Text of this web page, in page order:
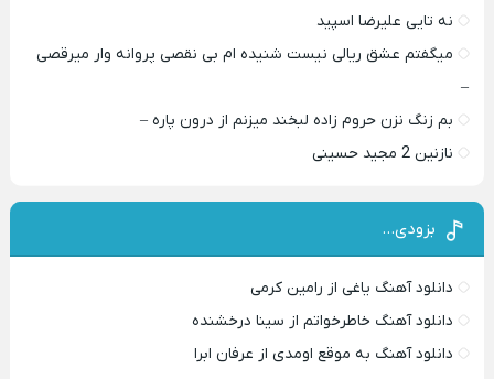
نه تایی علیرضا اسپید
میگفتم عشق ریالی نیست شنیده ام بی نقصی پروانه وار میرقصی
–
بم زنگ نزن حروم زاده لبخند میزنم از درون پاره –
نازنین 2 مجید حسینی
بزودی…
دانلود آهنگ یاغی از رامین کرمی
دانلود آهنگ خاطرخواتم از سینا درخشنده
دانلود آهنگ به موقع اومدی از عرفان ابرا